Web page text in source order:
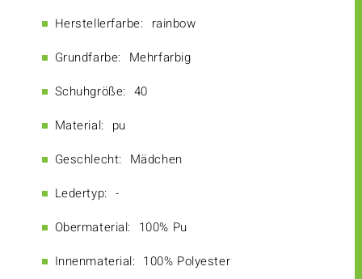
Herstellerfarbe: rainbow
Grundfarbe: Mehrfarbig
Schuhgröße: 40
Material: pu
Geschlecht: Mädchen
Ledertyp: -
Obermaterial: 100% Pu
Innenmaterial: 100% Polyester